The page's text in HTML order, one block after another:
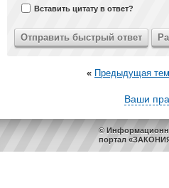
Вставить цитату в ответ?
« Предыдущая
Ваши
©
портал